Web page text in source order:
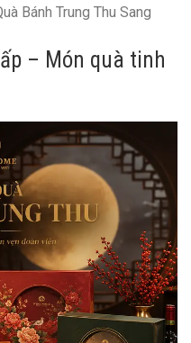
Bánh Trung Thu Sang
– Món quà tinh